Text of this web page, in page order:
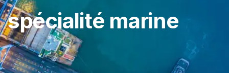
spécialité marine